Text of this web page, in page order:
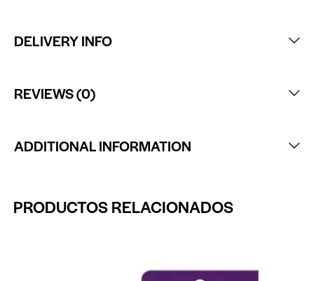
DELIVERY INFO
REVIEWS (0)
ADDITIONAL INFORMATION
PRODUCTOS RELACIONADOS